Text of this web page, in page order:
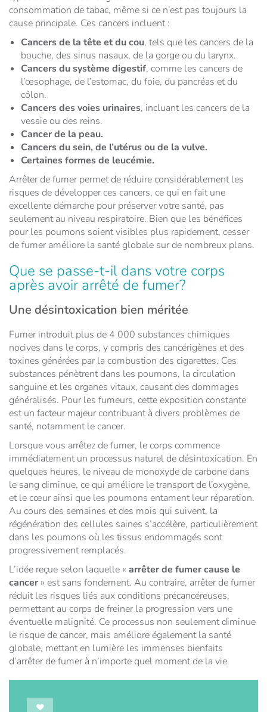
consommation de tabac, même si ce n’est pas toujours la
cause principale. Ces cancers incluent :
Cancers de la tête et du cou, tels que les cancers de la
bouche, des sinus nasaux, de la gorge ou du larynx.
Cancers du système digestif, comme les cancers de
l’œsophage, de l’estomac, du foie, du pancréas et du
côlon.
Cancers des voies urinaires, incluant les cancers de la
vessie ou des reins.
Cancer de la peau.
Cancers du sein, de l’utérus ou de la vulve.
Certaines formes de leucémie.
Arrêter de fumer permet de réduire considérablement les
risques de développer ces cancers, ce qui en fait une
excellente démarche pour préserver votre santé, pas
seulement au niveau respiratoire. Bien que les bénéfices
pour les poumons soient visibles plus rapidement, cesser
de fumer améliore la santé globale sur de nombreux plans.
Que se passe-t-il dans votre corps
après avoir arrêté de fumer?
Une désintoxication bien méritée
Fumer introduit plus de 4 000 substances chimiques
nocives dans le corps, y compris des cancérigènes et des
toxines générées par la combustion des cigarettes. Ces
substances pénètrent dans les poumons, la circulation
sanguine et les organes vitaux, causant des dommages
généralisés. Pour les fumeurs, cette exposition constante
est un facteur majeur contribuant à divers problèmes de
santé, notamment le cancer.
Lorsque vous arrêtez de fumer, le corps commence
immédiatement un processus naturel de désintoxication. En
quelques heures, le niveau de monoxyde de carbone dans
le sang diminue, ce qui améliore le transport de l’oxygène,
et le cœur ainsi que les poumons entament leur réparation.
Au cours des semaines et des mois qui suivent, la
régénération des cellules saines s’accélère, particulièrement
dans les poumons où les tissus endommagés sont
progressivement remplacés.
L’idée reçue selon laquelle « arrêter de fumer cause le
cancer » est sans fondement. Au contraire, arrêter de fumer
réduit les risques liés aux conditions précancéreuses,
permettant au corps de freiner la progression vers une
éventuelle malignité. Ce processus non seulement diminue
le risque de cancer, mais améliore également la santé
globale, mettant en lumière les immenses bienfaits
d’arrêter de fumer à n’importe quel moment de la vie.